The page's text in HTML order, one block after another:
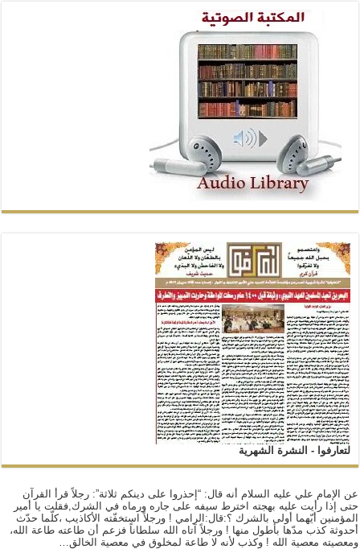
لتعارفوا - النشرة الشهرية
عن الإمام علي عليه السلام أنه قال: “إحذروا على دينكم ثلاثة”: رجلاً قرأ القرآن
حتى إذا رأيت عليه بهجته اخترط سيفه على جاره ورماه في الشرك,فقلت يا أمير
المؤمنين أيّهما أولى بالشرك ؟:قال:الرامي ! ورجلاً استخفّته الأكاذيب ،كلّما حدّث
أحدوثة كذب مدّها بأطول منها ! ورجلاً آتاه الله سلطاناً فزعم أن طاعته طاعة الله،
ومعصيته معصية الله ! وكذب لأنه لا طاعة لمخلوق في معصية الخالق…